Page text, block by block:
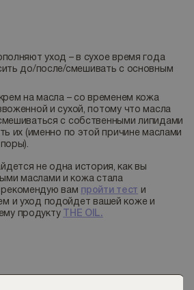
уход – в сухое время года
до/после/смешивать с основным
на масла – со временем кожа
и сухой, потому что масла
с собственными липидами
их (именно по этой причине маслами
не одна история, как вы
маслами и кожа стала
вам пройти тест и
и уход подойдет вашей коже и
продукту
THE OIL.